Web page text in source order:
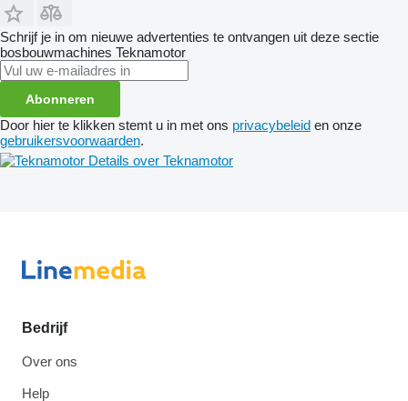
Schrijf je in om nieuwe advertenties te ontvangen uit deze sectie
bosbouwmachines Teknamotor
Abonneren
Door hier te klikken stemt u in met ons privacybeleid en onze
gebruikersvoorwaarden.
Details over Teknamotor
Bedrijf
Over ons
Help